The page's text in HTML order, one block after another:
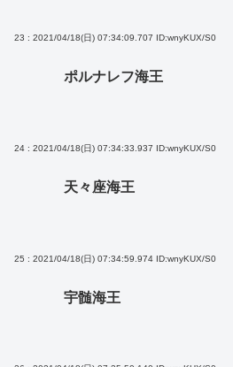
23 : 2021/04/18(日) 07:34:09.707 ID:wnyKUX/S0
ポルナレフ海王
24 : 2021/04/18(日) 07:34:33.937 ID:wnyKUX/S0
天々座海王
25 : 2021/04/18(日) 07:34:59.974 ID:wnyKUX/S0
宇髄海王